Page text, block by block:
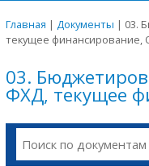
Главная | Документы | 03.
текущее финансирование,
03.
ФХД, текущее